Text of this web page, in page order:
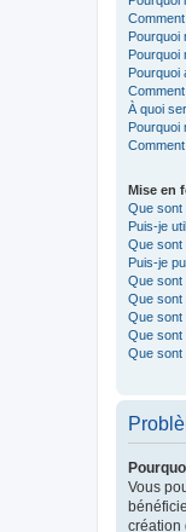
Pourquoi
Pourquoi
Pourquoi
À quoi
Pourquoi
Mise en
Que sont
Puis-je
Que sont
Puis-je
Que sont
Que sont
Que sont
Que sont
Que sont
Vous
création